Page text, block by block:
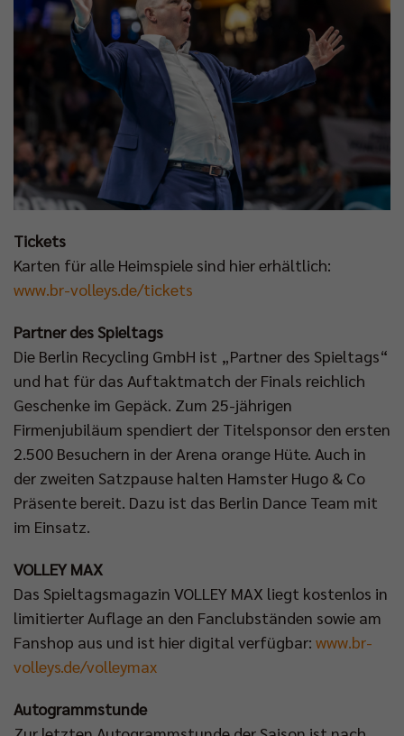
Tickets
Karten für alle Heimspiele sind hier erhältlich:
www.br-volleys.de/tickets
Partner des Spieltags
Die Berlin Recycling GmbH ist „Partner des Spieltags“
und hat für das Auftaktmatch der Finals reichlich
Geschenke im Gepäck. Zum 25-jährigen
Firmenjubiläum spendiert der Titelsponsor den ersten
2.500 Besuchern in der Arena orange Hüte. Auch in
der zweiten Satzpause halten Hamster Hugo & Co
Präsente bereit. Dazu ist das Berlin Dance Team mit
im Einsatz.
VOLLEY MAX
Das Spieltagsmagazin VOLLEY MAX liegt kostenlos in
limitierter Auflage an den Fanclubständen sowie am
Fanshop aus und ist hier digital verfügbar: www.br-
volleys.de/volleymax
Autogrammstunde